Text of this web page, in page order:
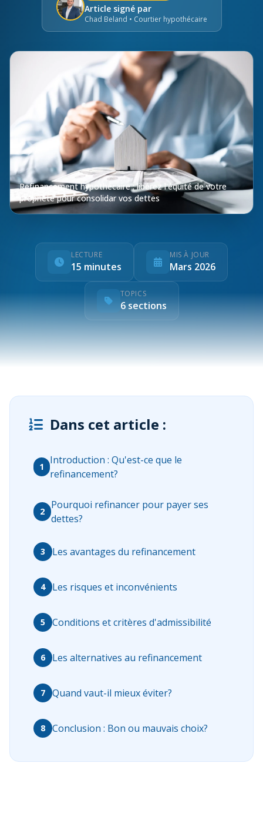
Article signé par
Chad Beland • Courtier hypothécaire
Refinancement hypothécaire : libérez l'équité de votre
propriété pour consolidar vos dettes
LECTURE
15 minutes
MIS À JOUR
Mars 2026
TOPICS
6 sections
Dans cet article :
1
Introduction : Qu'est-ce que le
refinancement?
2
Pourquoi refinancer pour payer ses
dettes?
3 Les avantages du refinancement
4 Les risques et inconvénients
5 Conditions et critères d'admissibilité
6 Les alternatives au refinancement
7 Quand vaut-il mieux éviter?
8 Conclusion : Bon ou mauvais choix?